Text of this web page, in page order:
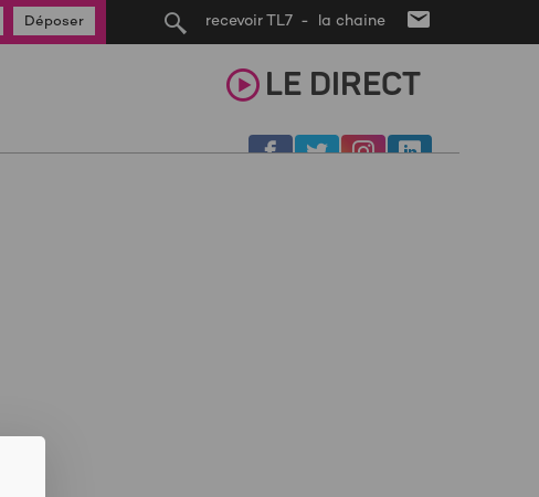
recevoir TL7 - la chaine
Déposer
LE DIRECT